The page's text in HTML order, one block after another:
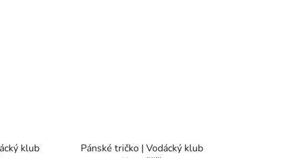
klub
Pánské tričko | Vodácký klub